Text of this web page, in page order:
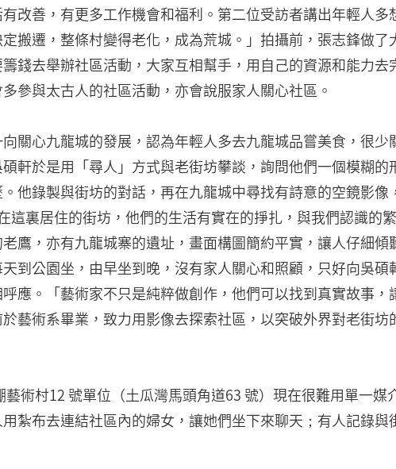
改善，有更多工作機會和福利。第二位受訪者講出年輕人
搬遷，整條村變得老化，成為荒城。」拍攝前，張志鋒做了
錢去舉辦社區活動，大家互相幫手，用自己的資源和能力
參與太古人的社區活動，亦會說服家人關心社區。
心九龍城的發展，認為年輕人多去九龍城品嘗美食，很少
軒於是用「尋人」方式與老街坊攀談，詢問他們一個模糊的
他錄製與街坊的對話，再在九龍城中尋找有詩意的空鏡影像
這裏居住的街坊，他們的生活有實在的掙扎，與我們認識的
鷹，亦有九龍城寨的遺址，畫面構圖簡約平實，讓人仔細
到公園坐，由早坐到晚，沒有家人關心和照顧，只好向吳碩
應。「藝術家不只是純粹做創作，他們可以找到真實故事
藝術系畢業，致力用影像去探索社區，以突破外界對老街坊
藝術村12 號單位（土瓜灣馬頭角道63 號）現在很難用單一
紮布去連結社區內的婦女，讓她們坐下來聊天；有人記錄與